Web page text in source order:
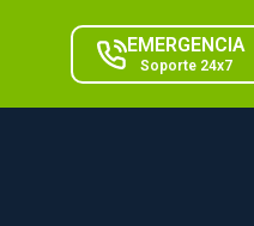
EMERGENCIA
Soporte 24x7